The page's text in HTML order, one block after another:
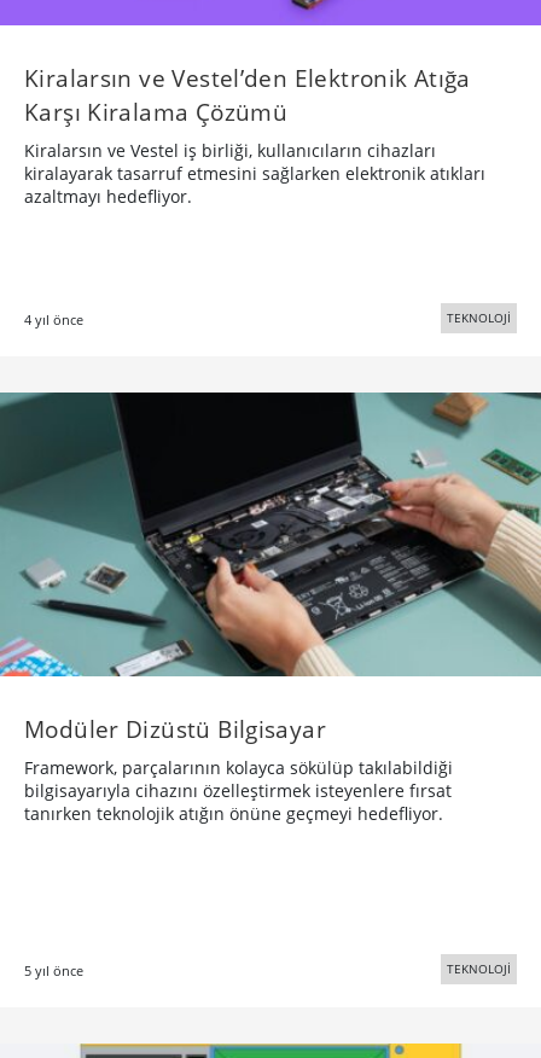
Kiralarsın ve Vestel’den Elektronik Atığa
Karşı Kiralama Çözümü
Kiralarsın ve Vestel iş birliği, kullanıcıların cihazları
kiralayarak tasarruf etmesini sağlarken elektronik atıkları
azaltmayı hedefliyor.
4 yıl önce TEKNOLOJİ
Modüler Dizüstü Bilgisayar
Framework, parçalarının kolayca sökülüp takılabildiği
bilgisayarıyla cihazını özelleştirmek isteyenlere fırsat
tanırken teknolojik atığın önüne geçmeyi hedefliyor.
5 yıl önce TEKNOLOJİ